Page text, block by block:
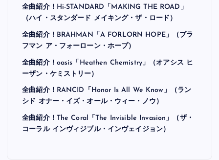
全曲紹介！Hi-STANDARD「MAKING THE ROAD」
（ハイ・スタンダード メイキング・ザ・ロード）
全曲紹介！BRAHMAN「A FORLORN HOPE」（ブラ
フマン ア・フォーローン・ホープ）
全曲紹介！oasis「Heathen Chemistry」（オアシス ヒ
ーザン・ケミストリー）
全曲紹介！RANCID「Honor Is All We Know」（ラン
シド オナー・イズ・オール・ウィー・ノウ）
全曲紹介！The Coral「The Invisible Invasion」（ザ・
コーラル インヴィジブル・インヴェイジョン）